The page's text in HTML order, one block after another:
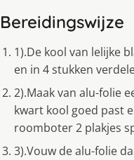
Bereidingswijze
1).De kool van lelijke
en in 4 stukken
2).Maak van alu-folie
kwart kool goed past
roomboter 2 plakjes
3).Vouw de alu-folie